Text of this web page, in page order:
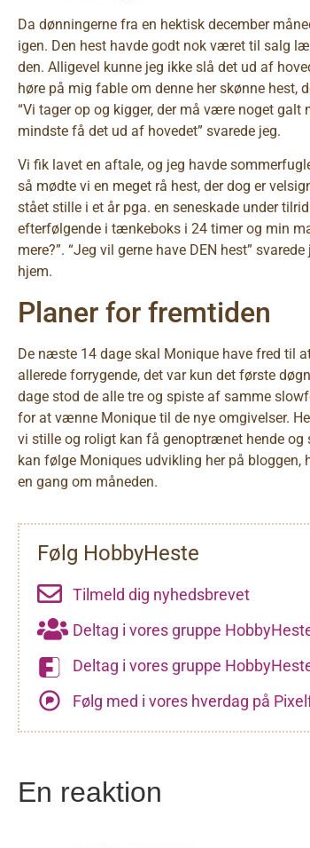
Da dønningerne fra en hektisk december
igen. Den hest havde godt nok været til salg
den. Alligevel kunne jeg ikke slå det ud af
høre på mig fable om denne her skønne hest,
“Vi tager op og kigger, der må være noget galt
mindste få det ud af hovedet” svarede jeg.
Vi fik lavet en aftale, og jeg havde
så mødte vi en meget rå hest, der dog er
stået stille i et år pga. en seneskade under
efterfølgende i tænkeboks i 24 timer og min
mere?”. “Jeg vil gerne have DEN hest”
hjem.
Planer for fremtiden
De næste 14 dage skal Monique have fred til
allerede forrygende, det var kun det første
dage stod de alle tre og spiste af samme
for at vænne Monique til de nye omgivelser.
vi stille og roligt kan få genoptrænet hende og
kan følge Moniques udvikling her på
en gang om måneden.
Følg HobbyHeste
Tilmeld dig nyhedsbrevet
Deltag i vores gruppe
Deltag i vores gruppe
Følg med i vores hverdag på
En reaktion